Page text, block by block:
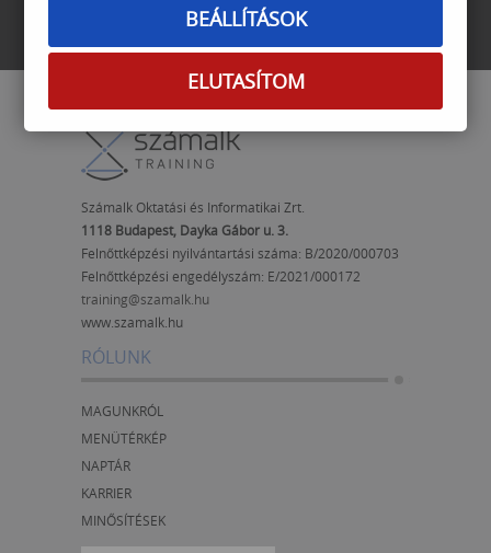
Számalk Oktatási és Informatikai Zrt.
1118 Budapest, Dayka Gábor u. 3.
Felnőttképzési nyilvántartási száma: B/2020/000703
Felnőttképzési engedélyszám: E/2021/000172
training@szamalk.hu
www.szamalk.hu
RÓLUNK
MAGUNKRÓL
MENÜTÉRKÉP
NAPTÁR
KARRIER
MINŐSÍTÉSEK
BEÁLLÍTÁSOK
ELUTASÍTOM